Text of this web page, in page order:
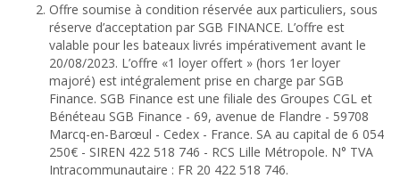
Offre soumise à condition réservée aux particuliers, sous
réserve d’acceptation par SGB FINANCE. L’offre est
valable pour les bateaux livrés impérativement avant le
20/08/2023. L’offre «1 loyer offert » (hors 1er loyer
majoré) est intégralement prise en charge par SGB
Finance. SGB Finance est une filiale des Groupes CGL et
Bénéteau SGB Finance - 69, avenue de Flandre - 59708
Marcq-en-Barœul - Cedex - France. SA au capital de 6 054
250€ - SIREN 422 518 746 - RCS Lille Métropole. N° TVA
Intracommunautaire : FR 20 422 518 746.